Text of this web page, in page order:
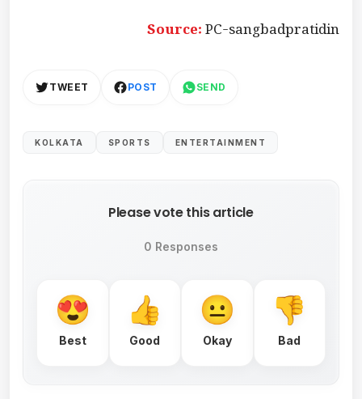
Source:PC-sangbadpratidin
TWEET POST SEND
KOLKATA SPORTS ENTERTAINMENT
Please vote this article
0 Responses
Best Good Okay Bad